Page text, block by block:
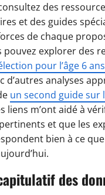
des
et des guides
de chaque
pouvez explorer des
pour l’âge 6
d’autres analyses
un second guide sur
liens m’ont aidé à
et que les
bien à ce
des